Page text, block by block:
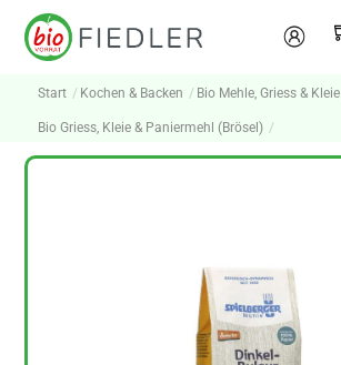
Skip
Mein
Konto
Start Kochen & Backen Bio Mehle, Griess & Kleie
Bio Griess, Kleie & Paniermehl (Brösel)